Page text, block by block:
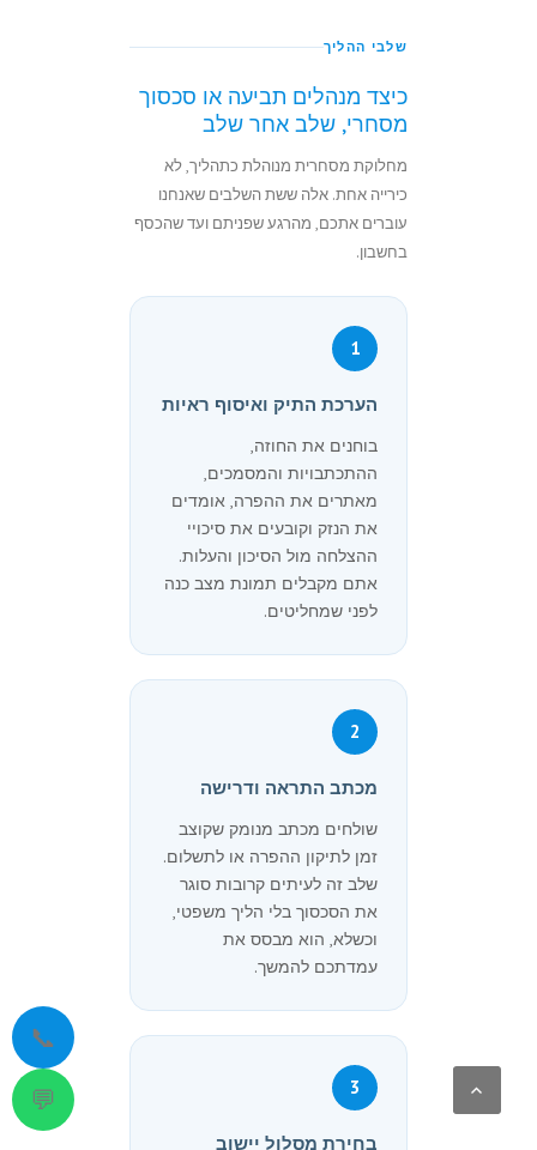
שלבי ההליך
כיצד מנהלים תביעה או סכסוך
מסחרי, שלב אחר שלב
מחלוקת מסחרית מנוהלת כתהליך, לא
כירייה אחת. אלה ששת השלבים שאנחנו
עוברים אתכם, מהרגע שפניתם ועד שהכסף
בחשבון.
1
הערכת התיק ואיסוף ראיות
בוחנים את החוזה,
ההתכתבויות והמסמכים,
מאתרים את ההפרה, אומדים
את הנזק וקובעים את סיכויי
ההצלחה מול הסיכון והעלות.
אתם מקבלים תמונת מצב כנה
לפני שמחליטים.
2
מכתב התראה ודרישה
שולחים מכתב מנומק שקוצב
זמן לתיקון ההפרה או לתשלום.
שלב זה לעיתים קרובות סוגר
את הסכסוך בלי הליך משפטי,
וכשלא, הוא מבסס את
עמדתכם להמשך.
3
בחירת מסלול יישוב
📞
💬